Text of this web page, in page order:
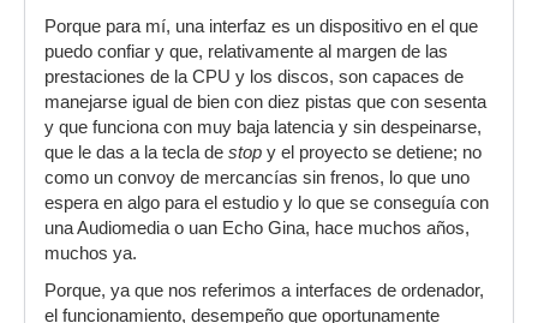
Porque para mí, una interfaz es un dispositivo en el que
puedo confiar y que, relativamente al margen de las
prestaciones de la CPU y los discos, son capaces de
manejarse igual de bien con diez pistas que con sesenta
y que funciona con muy baja latencia y sin despeinarse,
que le das a la tecla de stop y el proyecto se detiene; no
como un convoy de mercancías sin frenos, lo que uno
espera en algo para el estudio y lo que se conseguía con
una Audiomedia o uan Echo Gina, hace muchos años,
muchos ya.
Porque, ya que nos referimos a interfaces de ordenador,
el funcionamiento, desempeño que oportunamente